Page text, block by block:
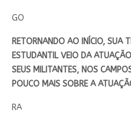
GO
RETORNANDO AO INÍCIO, SUA
ESTUDANTIL VEIO DA
SEUS MILITANTES, NOS
POUCO MAIS SOBRE A
RA